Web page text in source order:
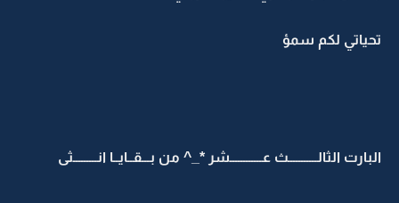
تحياتي لكم سمؤ
البارت الثالـــــــــــث عــــــــــــشر *_^ من بـــقــايــا انـــــــــثى